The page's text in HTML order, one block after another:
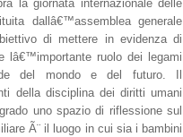
la giornata internazionale delle
dallâ€™assemblea generale
di mettere in evidenza di
lâ€™importante ruolo dei legami
del mondo e del futuro. Il
della disciplina dei diritti umani
uno spazio di riflessione sul
Ã¨ il luogo in cui sia i bambini